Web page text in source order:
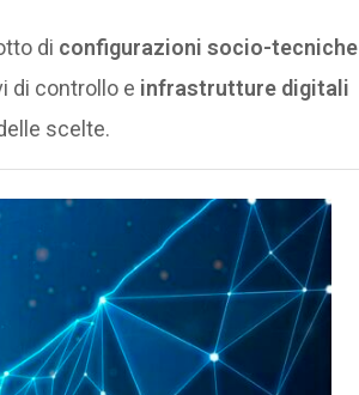
di configurazioni socio-tecniche
di controllo e infrastrutture digitali
scelte.